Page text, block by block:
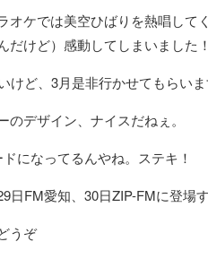
オケでは美空ひばりを熱唱し
だけど）感動してしまいました
けど、3月是非行かせてもらい
のデザイン、ナイスだねぇ。
になってるんやね。ステキ！
日FM愛知、30日ZIP-FMに登場
うぞ